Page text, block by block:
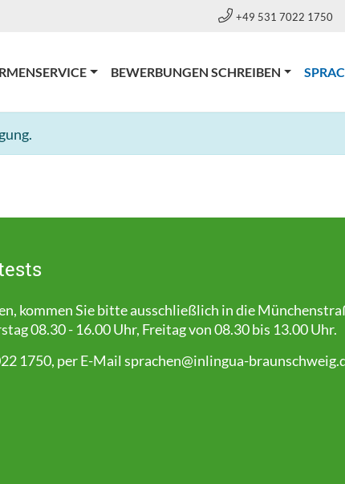
+49 531 7022 1750
BEWERBUNGEN SCHREIBEN
kommen Sie bitte ausschließlich in die
08.30 - 16.00 Uhr, Freitag von 08.30 bis 13.00 Uhr.
1750, per E-Mail sprachen@inlingua-